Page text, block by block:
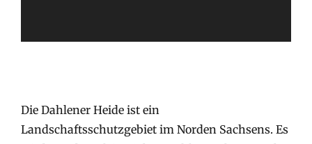
Die Dahlener Heide ist ein
Landschaftsschutzgebiet im Norden Sachsens. Es